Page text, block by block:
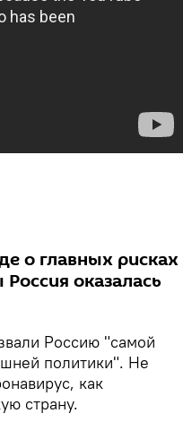
о главных рисках
оказалась
Россию "самой
политики". Не
как
страну.